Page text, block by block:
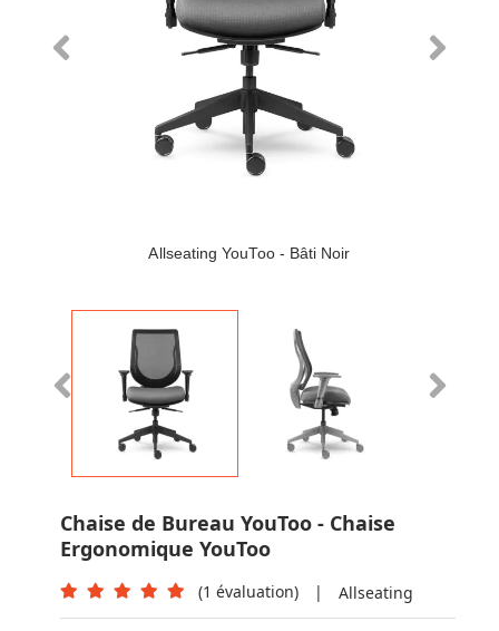
Allseating YouToo - Bâti Noir
Chaise de Bureau YouToo - Chaise
Ergonomique YouToo
(1 évaluation) | Allseating